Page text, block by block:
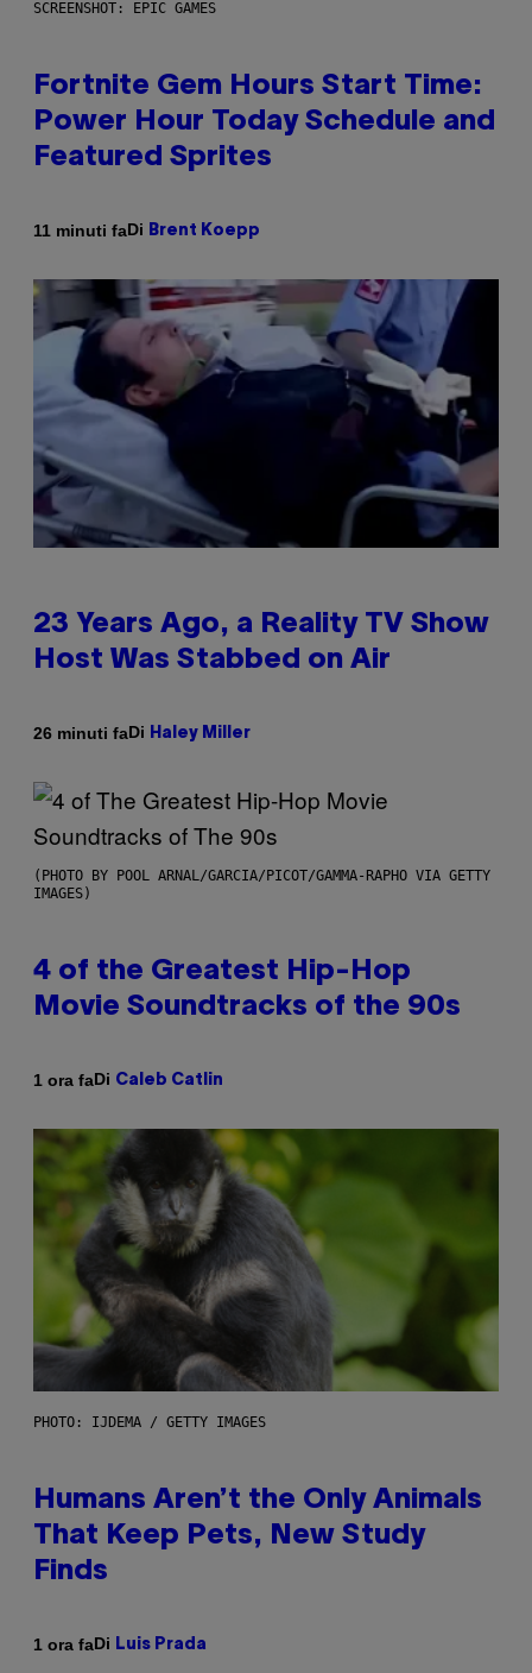
SCREENSHOT: EPIC GAMES
Fortnite Gem Hours Start Time:
Power Hour Today Schedule and
Featured Sprites
11 minuti faDi Brent Koepp
23 Years Ago, a Reality TV Show
Host Was Stabbed on Air
26 minuti faDi Haley Miller
(PHOTO BY POOL ARNAL/GARCIA/PICOT/GAMMA-RAPHO VIA GETTY
IMAGES)
4 of the Greatest Hip-Hop
Movie Soundtracks of the 90s
1 ora faDi Caleb Catlin
PHOTO: IJDEMA / GETTY IMAGES
Humans Aren’t the Only Animals
That Keep Pets, New Study
Finds
1 ora faDi Luis Prada